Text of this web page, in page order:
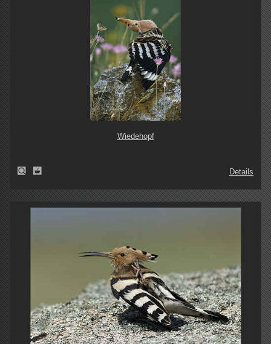
Wiedehopf
Details